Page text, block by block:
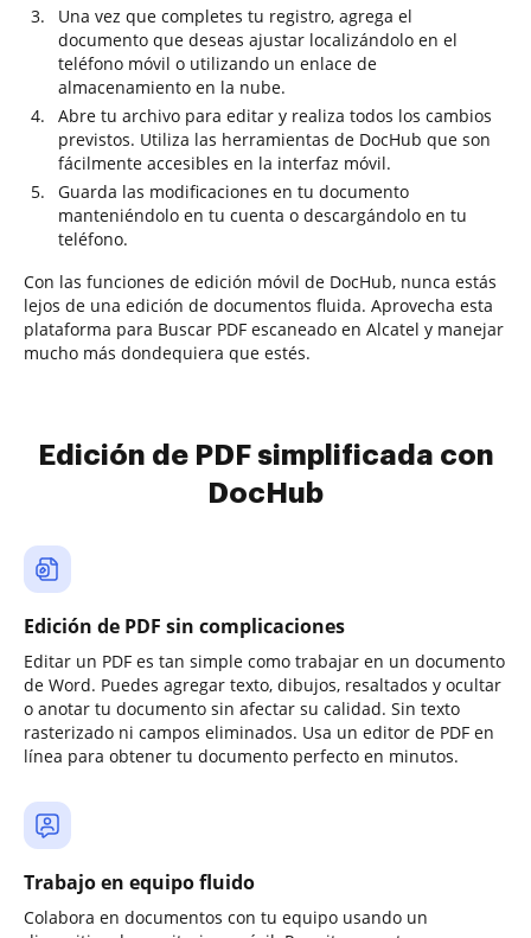
Una vez que completes tu registro, agrega el
documento que deseas ajustar localizándolo en el
teléfono móvil o utilizando un enlace de
almacenamiento en la nube.
Abre tu archivo para editar y realiza todos los cambios
previstos. Utiliza las herramientas de DocHub que son
fácilmente accesibles en la interfaz móvil.
Guarda las modificaciones en tu documento
manteniéndolo en tu cuenta o descargándolo en tu
teléfono.
Con las funciones de edición móvil de DocHub, nunca estás
lejos de una edición de documentos fluida. Aprovecha esta
plataforma para Buscar PDF escaneado en Alcatel y manejar
mucho más dondequiera que estés.
Edición de PDF simplificada con
DocHub
Edición de PDF sin complicaciones
Editar un PDF es tan simple como trabajar en un documento
de Word. Puedes agregar texto, dibujos, resaltados y ocultar
o anotar tu documento sin afectar su calidad. Sin texto
rasterizado ni campos eliminados. Usa un editor de PDF en
línea para obtener tu documento perfecto en minutos.
Trabajo en equipo fluido
Colabora en documentos con tu equipo usando un